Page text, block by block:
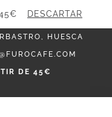
DESCARTAR
HUESCA
DE 45€